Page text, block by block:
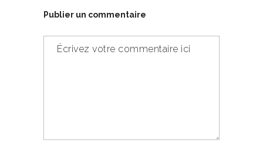
Publier un commentaire